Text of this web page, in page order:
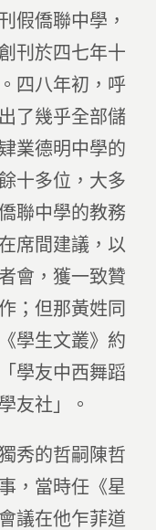
假僑聯中學，
刊於四七年十
四八年初，呼
了幾乎全部儲
業德明中學的
十多位，大多
聯中學的教務
席間建議，以
會，獲一致贊
；但那黃姓同
學生文叢》約
學友中西舞蹈
友社」。
秀的哲嗣陳哲
，當時任《星
議在他乍菲道